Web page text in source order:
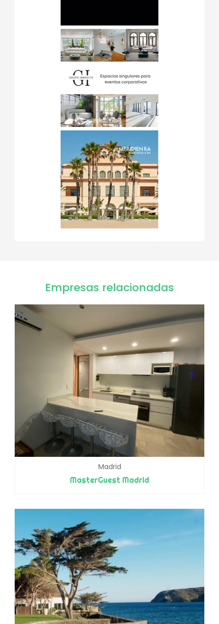
Empresas relacionadas
Madrid
MasterGuest Madrid